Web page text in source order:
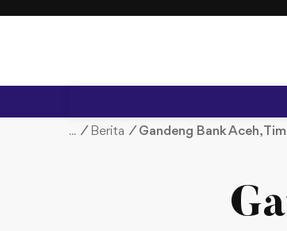
t
/ Berita / Gandeng Bank Aceh,